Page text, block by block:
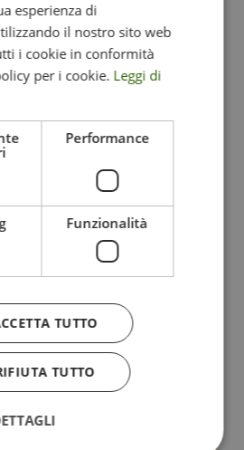
GERMAN
esperienza di
il nostro sito web
i cookie in conformità
per i cookie. Leggi di
Performance
Funzionalità
TUTTO
TUTTO